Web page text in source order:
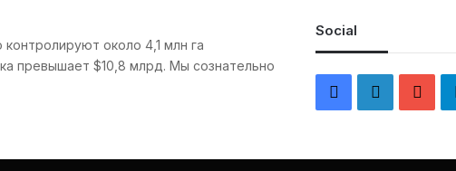
около 4,1 млн га
превышает $10,8 млрд. Мы сознательно
Social
c
n
u